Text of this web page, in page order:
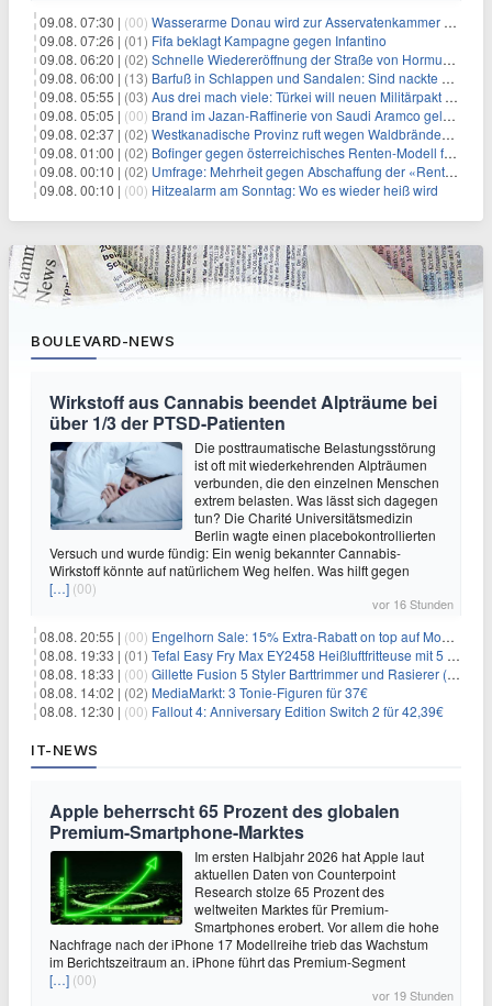
09.08. 07:30 | (00) Wasserarme Donau wird zur Asservatenkammer der Geschichte
09.08. 07:26 | (01) Fifa beklagt Kampagne gegen Infantino
09.08. 06:20 | (02) Schnelle Wiedereröffnung der Straße von Hormus ungewiss
09.08. 06:00 | (13) Barfuß in Schlappen und Sandalen: Sind nackte Füße eklig?
09.08. 05:55 | (03) Aus drei mach viele: Türkei will neuen Militärpakt erweitern
09.08. 05:05 | (00) Brand im Jazan-Raffinerie von Saudi Aramco gelöscht: Auswirkungen auf die Energiemärkte
09.08. 02:37 | (02) Westkanadische Provinz ruft wegen Waldbränden Notstand aus
09.08. 01:00 | (02) Bofinger gegen österreichisches Renten-Modell für Schwerarbeiter
09.08. 00:10 | (02) Umfrage: Mehrheit gegen Abschaffung der «Rente mit 63»
09.08. 00:10 | (00) Hitzealarm am Sonntag: Wo es wieder heiß wird
BOULEVARD-NEWS
Wirkstoff aus Cannabis beendet Alpträume bei
über 1/3 der PTSD-Patienten
Die posttraumatische Belastungsstörung
ist oft mit wiederkehrenden Alpträumen
verbunden, die den einzelnen Menschen
extrem belasten. Was lässt sich dagegen
tun? Die Charité Universitätsmedizin
Berlin wagte einen placebokontrollierten
Versuch und wurde fündig: Ein wenig bekannter Cannabis-
Wirkstoff könnte auf natürlichem Weg helfen. Was hilft gegen
[…] (00)
vor 16 Stunden
08.08. 20:55 | (00) Engelhorn Sale: 15% Extra-Rabatt on top auf Mode- und Sport-Artikel
08.08. 19:33 | (01) Tefal Easy Fry Max EY2458 Heißluftfritteuse mit 5 Litern für 64,99€
08.08. 18:33 | (00) Gillette Fusion 5 Styler Barttrimmer und Rasierer (All in One) für 16€
08.08. 14:02 | (02) MediaMarkt: 3 Tonie-Figuren für 37€
08.08. 12:30 | (00) Fallout 4: Anniversary Edition Switch 2 für 42,39€
IT-NEWS
Apple beherrscht 65 Prozent des globalen
Premium-Smartphone-Marktes
Im ersten Halbjahr 2026 hat Apple laut
aktuellen Daten von Counterpoint
Research stolze 65 Prozent des
weltweiten Marktes für Premium-
Smartphones erobert. Vor allem die hohe
Nachfrage nach der iPhone 17 Modellreihe trieb das Wachstum
im Berichtszeitraum an. iPhone führt das Premium-Segment
[…] (00)
vor 19 Stunden